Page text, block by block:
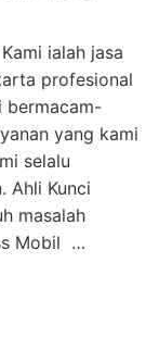
ialah jasa
profesional
bermacam-
yang kami
selalu
Ahli Kunci
masalah
Mobil …